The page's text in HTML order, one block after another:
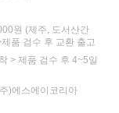
원 (제주, 도서산간
품 검수 후 교환 출고
> 제품 검수 후 4~5일
)에스에이코리아